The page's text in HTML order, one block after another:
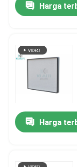
Harga
Harga